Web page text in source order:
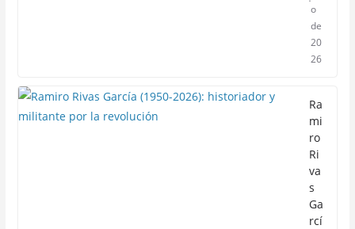
o
de
20
26
Ra
mi
ro
Ri
va
s
Ga
rcí